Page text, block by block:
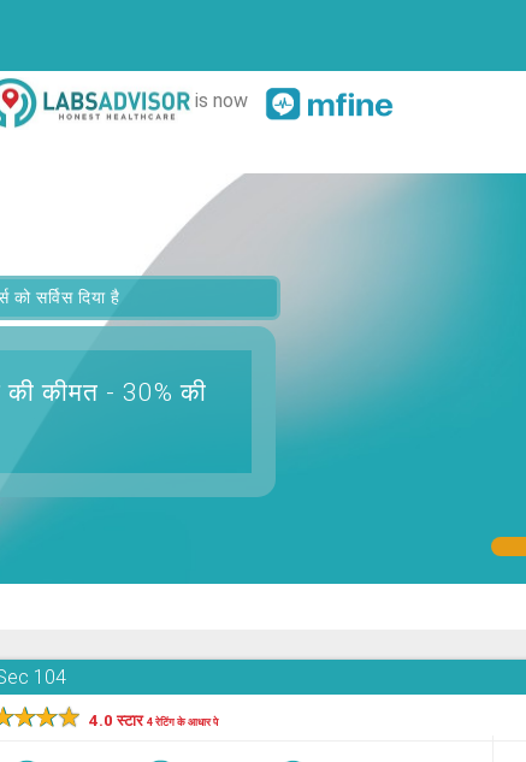
is now
सर्विस दिया है
की कीमत - 30% की
104
★★★ 4.0 स्टार4 रेटिंग के आधार पे